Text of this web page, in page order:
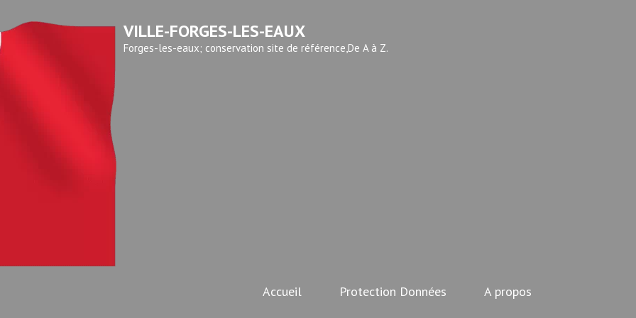
VILLE-FORGES-LES-EAUX
Forges-les-eaux; conservation site de référence,De A à Z.
Accueil Protection Données A propos